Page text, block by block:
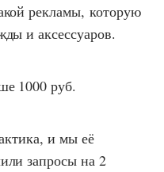
рекламы, которую
и аксессуаров.
1000 руб.
и мы её
запросы на 2